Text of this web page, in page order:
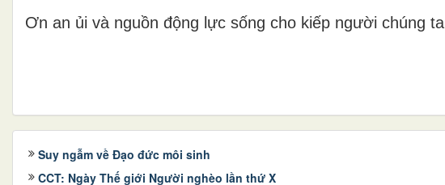
Ơn an ủi và nguồn động lực sống cho kiếp người chúng
Suy ngẫm về Đạo đức môi sinh
CCT: Ngày Thế giới Người nghèo lần thứ X